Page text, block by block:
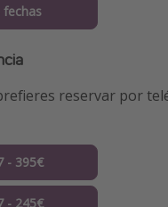
fechas
reservar por
- 395€
- 245€